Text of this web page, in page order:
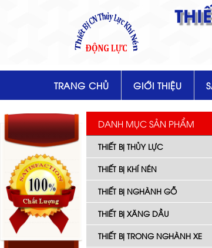
TRANG CHỦ GIỚI THIỆU
DANH MỤC SẢN PHẨM
THIẾT BỊ THỦY LỰC
THIẾT BỊ KHÍ NÉN
THIẾT BỊ NGHÀNH GỖ
THIẾT BỊ XĂNG DẦU
THIẾT BỊ TRONG NGHÀNH XE